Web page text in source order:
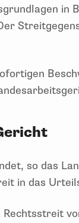
so das
in das